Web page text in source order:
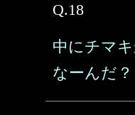
Q.18
中にチマキ
なーんだ？